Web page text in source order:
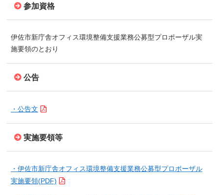
参加資格
伊佐市新庁舎オフィス環境整備支援業務公募型プロポーザル実
施要領のとおり
公告
・公告文
実施要領等
・伊佐市新庁舎オフィス環境整備支援業務公募型プロポーザル
実施要領(PDF)